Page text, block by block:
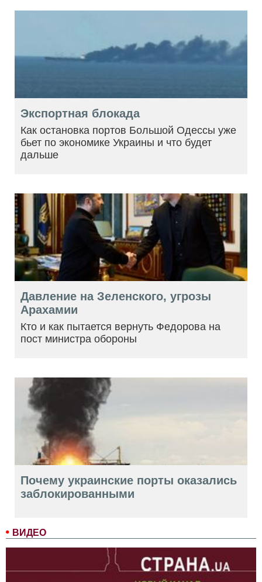
ВИДЕО
Экспортная блокада
Как остановка портов Большой Одессы уже
бьет по экономике Украины и что будет
дальше
Давление на Зеленского, угрозы
Арахамии
Кто и как пытается вернуть Федорова на
пост министра обороны
Почему украинские порты оказались
заблокированными